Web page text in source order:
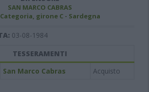
SAN MARCO CABRAS
girone C - Sardegna
03-08-1984
TESSERAMENTI
San Marco Cabras Acquisto